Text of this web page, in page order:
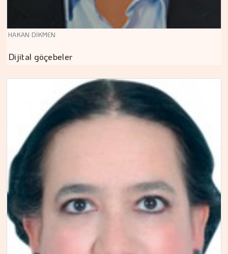
HAKAN DİKMEN
Dijital göçebeler